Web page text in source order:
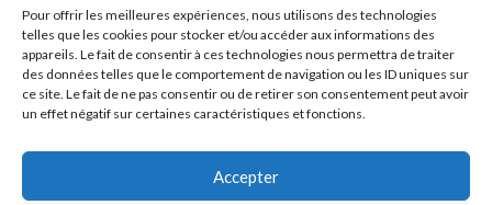
Pour offrir les meilleures expériences, nous utilisons des technologies
telles que les cookies pour stocker et/ou accéder aux informations des
appareils. Le fait de consentir à ces technologies nous permettra de traiter
des données telles que le comportement de navigation ou les ID uniques sur
ce site. Le fait de ne pas consentir ou de retirer son consentement peut avoir
un effet négatif sur certaines caractéristiques et fonctions.
Accepter
Si besoin en fonction de la saison, un peu d’eau. En effet,
l’huile de coco fige en dessous de 25°C, donc elle est
liquide en été et solide en hiver. Le mélange argile et huile
de coco peut donc être épais en hiver, et vous pouvez
ajouter un peu d’eau pour une texture plus liquide.
Ne pas utiliser de métal (notamment de cuillère en métal)